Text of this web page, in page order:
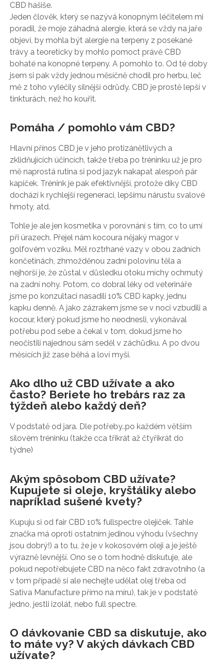
CBD hašiše.
Jeden člověk, který se nazývá konopným léčitelem mi
poradil, že moje záhadná alergie, která se vždy na jaře
objeví, by mohla být alergie na terpeny z posekané
trávy a teoreticky by mohlo pomoct právě CBD
bohaté na konopné terpeny. A pomohlo to. Od té doby
jsem si pak vždy jednou měsíčně chodil pro herbu, leč
mě z toho vyléčily silnější odrůdy. CBD je prostě lepší v
tinkturách, než ho kouřit.
Pomáha / pomohlo vám CBD?
Hlavní přínos CBD je v jeho protizánětlivých a
zklidňujících účincích, takže třeba po tréninku už je pro
mě naprostá rutina si pod jazyk nakapat alespoň pár
kapiček. Trénink je pak efektivnější, protože díky CBD
dochází k rychlejší regeneraci, lepšímu nárustu svalové
hmoty, atd.
Tohle je ale jen kosmetika v porovnání s tím, co to umí
při úrazech. Přejel nám kocoura nějaký magor v
golfovém vozíku. Měl roztrhané vazy v obou zadních
končetinách, zhmožděnou zadní polovinu těla a
nejhorší je, že zůstal v důsledku otoku míchy ochrnutý
na zadní nohy. Potom, co dobral léky od veterináře
jsme po konzultaci nasadili 10% CBD kapky, jednu
kapku denně. A jako zázrakem jsme se v noci vzbudili a
kocour, který pokud jsme ho neodnesli, vykonával
potřebu pod sebe a čekal v tom, dokud jsme ho
neočistili najednou sám seděl v záchůdku. A po dvou
měsících již zase běhá a loví myši.
Ako dlho už CBD užívate a ako
často? Beriete ho trebárs raz za
týždeň alebo každý deň?
V podstatě od jara. Dle potřeby..po každém větším
silovém tréninku (takže cca třikrát až čtyřikrát do
týdne)
Akým spôsobom CBD užívate?
Kupujete si oleje, kryštáliky alebo
napríklad sušené kvety?
Kupuju si od fair CBD 10% fullspectre olejíček. Tahle
značka má oproti ostatním jedinou výhodu (všechny
jsou dobrý!) a to tu, že je v kokosovém oleji a je ještě
výrazně levnější. Ono se o tom hodně diskutuje, ale
pokud nepotřebujete CBD na něco fakt zdravotního (a
v tom případě si ale nechejte udělat olej třeba od
Sativa Manufacture přímo na míru), tak je v podstatě
jedno, jestli izolát, nebo full spectre.
O dávkovanie CBD sa diskutuje, ako
to máte vy? V akých dávkach CBD
užívate?